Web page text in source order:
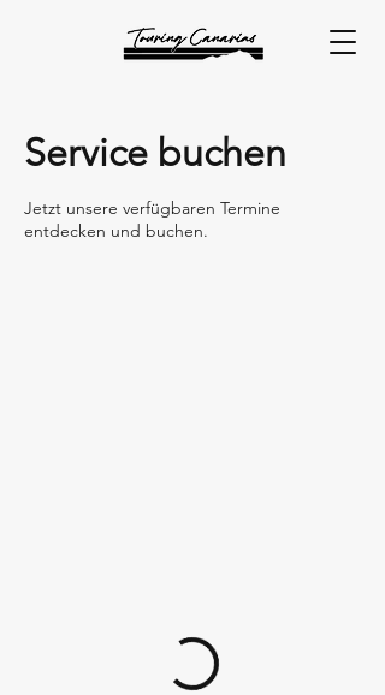
Service buchen
Jetzt unsere verfügbaren Termine
entdecken und buchen.